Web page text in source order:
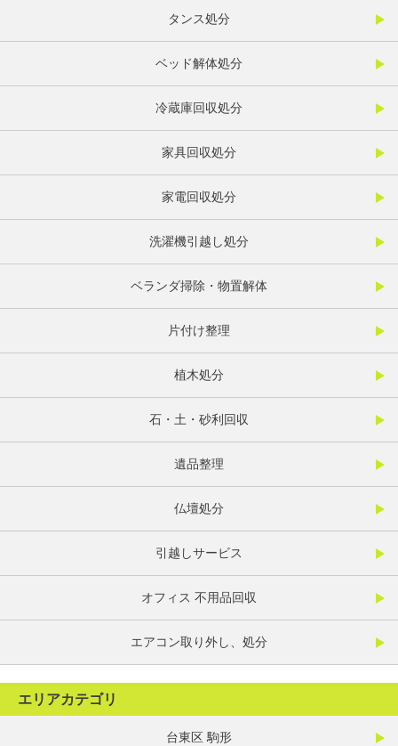
タンス処分
ベッド解体処分
冷蔵庫回収処分
家具回収処分
家電回収処分
洗濯機引越し処分
ベランダ掃除・物置解体
片付け整理
植木処分
石・土・砂利回収
遺品整理
仏壇処分
引越しサービス
オフィス 不用品回収
エアコン取り外し、処分
エリアカテゴリ
台東区 駒形